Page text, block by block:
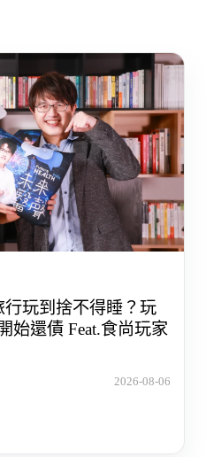
行玩到捨不得睡？玩
始還債 Feat.食尚玩家
2026-08-06